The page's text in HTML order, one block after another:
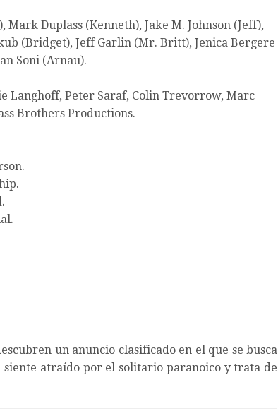
Mark Duplass (Kenneth), Jake M. Johnson (Jeff),
(Bridget), Jeff Garlin (Mr. Britt), Jenica Bergere
Soni (Arnau).
Langhoff, Peter Saraf, Colin Trevorrow, Marc
Brothers Productions.
un anuncio clasificado en el que se busca
atraído por el solitario paranoico y trata de